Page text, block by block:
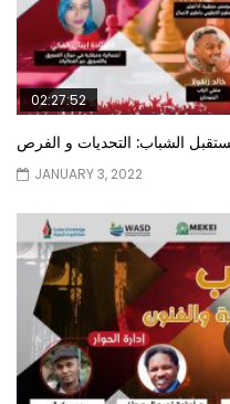
02:27:52
الشباب: التحديات و الفرص
JANUARY 3, 2022